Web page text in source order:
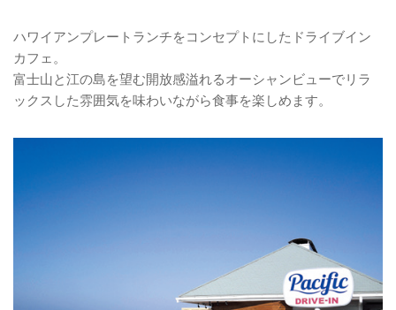
ハワイアンプレートランチをコンセプトにしたドライブイン
カフェ。
富士山と江の島を望む開放感溢れるオーシャンビューでリラ
ックスした雰囲気を味わいながら食事を楽しめます。